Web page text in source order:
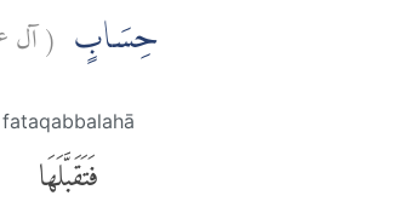
حِسَابٍ (آل
fataqabbalahā
فَتَقَبَّلَهَا